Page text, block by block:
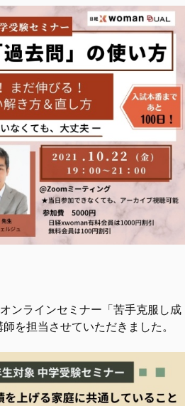
ンラインセミナー「苦手克服し成
を担当させていただきました。